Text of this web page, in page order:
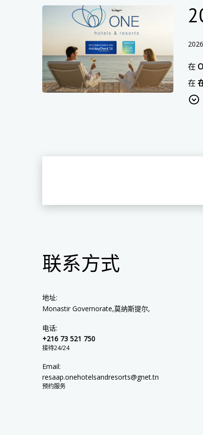
在
在
在
联系方式
地址:
Monastir Governorate,莫纳斯提尔,
电话:
+216 73 521 750
接待24/24
Email:
resaap.onehotelsandresorts@gnet.tn
预约服务